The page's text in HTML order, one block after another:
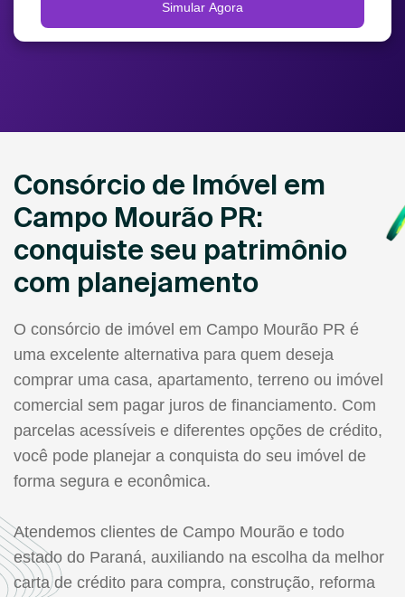
Simular Agora
Consórcio de Imóvel em
Campo Mourão PR:
conquiste seu patrimônio
com planejamento
O consórcio de imóvel em Campo Mourão PR é
uma excelente alternativa para quem deseja
comprar uma casa, apartamento, terreno ou imóvel
comercial sem pagar juros de financiamento. Com
parcelas acessíveis e diferentes opções de crédito,
você pode planejar a conquista do seu imóvel de
forma segura e econômica.
Atendemos clientes de Campo Mourão e todo
estado do Paraná, auxiliando na escolha da melhor
carta de crédito para compra, construção, reforma